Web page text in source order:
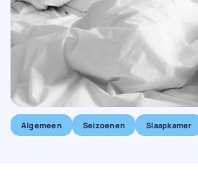
Algemeen Seizoenen Slaapkamer